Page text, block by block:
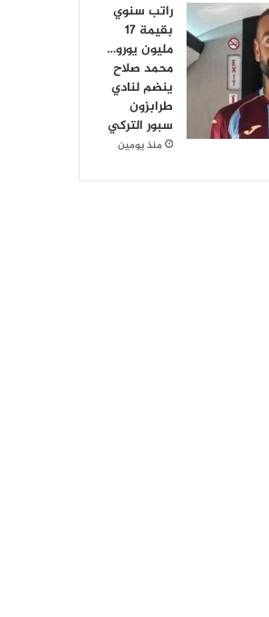
راتب سنوي
بقيمة 17
مليون يورو…
محمد صلاح
ينضم لنادي
طرابزون
سبور التركي
منذ يومين